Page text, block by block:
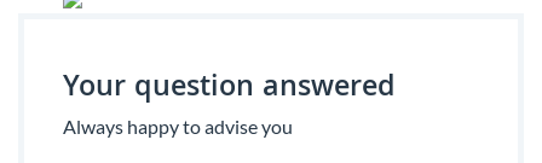
Your question answered
Always happy to advise you